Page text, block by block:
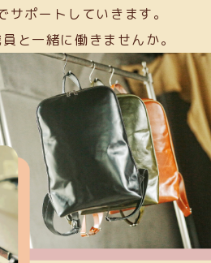
サポートしていきます。
と一緒に働きませんか。